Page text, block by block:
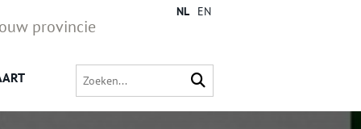
provincie
NL EN